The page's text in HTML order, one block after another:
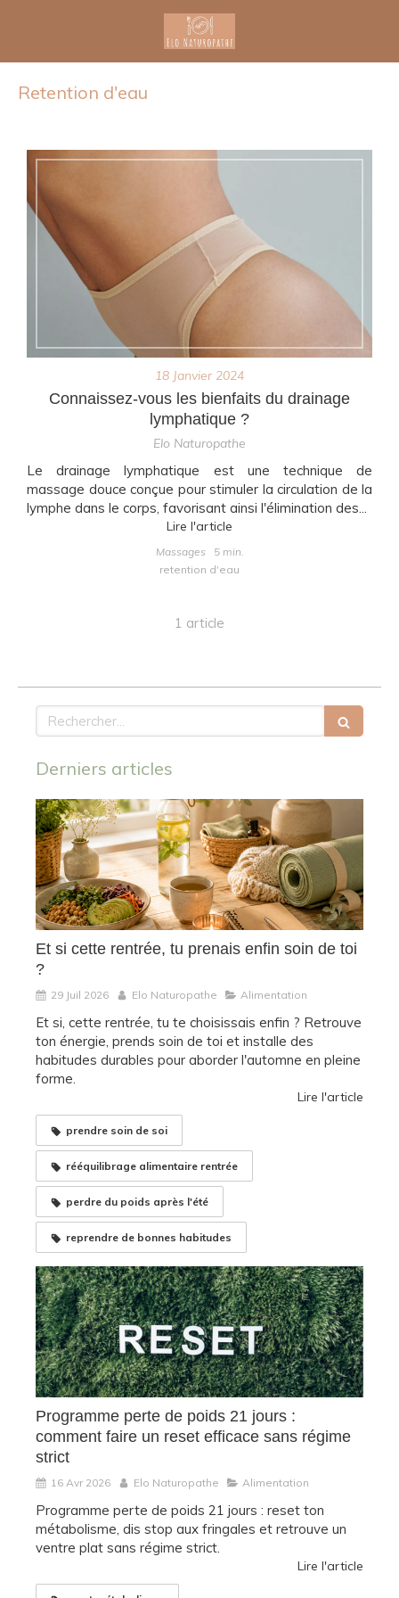
Retention d'eau
18 Janvier 2024
Connaissez-vous les bienfaits du drainage
lymphatique ?
Elo Naturopathe
Le drainage lymphatique est une technique de
massage douce conçue pour stimuler la circulation de la
lymphe dans le corps, favorisant ainsi l'élimination des...
Lire l'article
Massages
5 min.
retention d'eau
1 article
Rechercher
Derniers articles
Et si cette rentrée, tu prenais enfin soin de toi
?
29 Juil 2026 Elo Naturopathe Alimentation
Et si, cette rentrée, tu te choisissais enfin ? Retrouve
ton énergie, prends soin de toi et installe des
habitudes durables pour aborder l'automne en pleine
forme.
Lire l'article
prendre soin de soi
rééquilibrage alimentaire rentrée
perdre du poids après l'été
reprendre de bonnes habitudes
Programme perte de poids 21 jours :
comment faire un reset efficace sans régime
strict
16 Avr 2026 Elo Naturopathe Alimentation
Programme perte de poids 21 jours : reset ton
métabolisme, dis stop aux fringales et retrouve un
ventre plat sans régime strict.
Lire l'article